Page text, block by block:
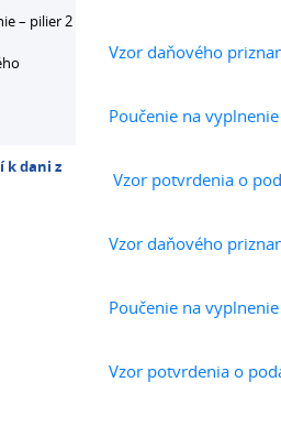
Vzor daňového
Poučenie na
Vzor potvrdenia o
Vzor daňového
Poučenie na
Vzor potvrdenia o
– pilier 2
k dani z